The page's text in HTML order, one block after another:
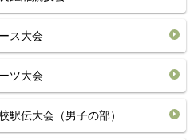
ス大会
ツ大会
駅伝大会（男子の部）